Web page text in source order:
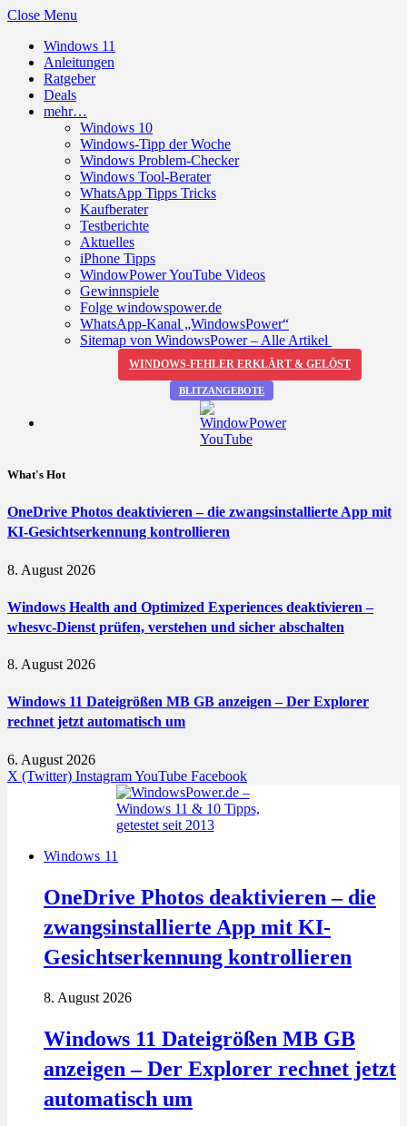
Close Menu
Windows 11
Anleitungen
Ratgeber
Deals
mehr…
Windows 10
Windows-Tipp der Woche
Windows Problem-Checker
Windows Tool-Berater
WhatsApp Tipps Tricks
Kaufberater
Testberichte
Aktuelles
iPhone Tipps
WindowPower YouTube Videos
Gewinnspiele
Folge windowspower.de
WhatsApp-Kanal „WindowsPower“
Sitemap von WindowsPower – Alle Artikel
WINDOWS-FEHLER ERKLÄRT & GELÖST
BLITZANGEBOTE
What's Hot
OneDrive Photos deaktivieren – die zwangsinstallierte App mit
KI-Gesichtserkennung kontrollieren
8. August 2026
Windows Health and Optimized Experiences deaktivieren –
whesvc-Dienst prüfen, verstehen und sicher abschalten
8. August 2026
Windows 11 Dateigrößen MB GB anzeigen – Der Explorer
rechnet jetzt automatisch um
6. August 2026
X (Twitter) InstagramYouTube Facebook
Windows 11
OneDrive Photos deaktivieren – die
zwangsinstallierte App mit KI-
Gesichtserkennung kontrollieren
8. August 2026
Windows 11 Dateigrößen MB GB
anzeigen – Der Explorer rechnet jetzt
automatisch um